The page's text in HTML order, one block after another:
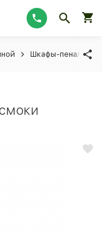
Шкафы-пеналы